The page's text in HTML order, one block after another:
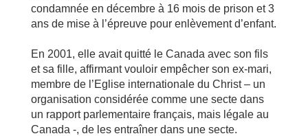
condamnée en décembre à 16 mois de prison et 3
ans de mise à l’épreuve pour enlèvement d’enfant.
En 2001, elle avait quitté le Canada avec son fils
et sa fille, affirmant vouloir empêcher son ex-mari,
membre de l’Eglise internationale du Christ – un
organisation considérée comme une secte dans
un rapport parlementaire français, mais légale au
Canada -, de les entraîner dans une secte.